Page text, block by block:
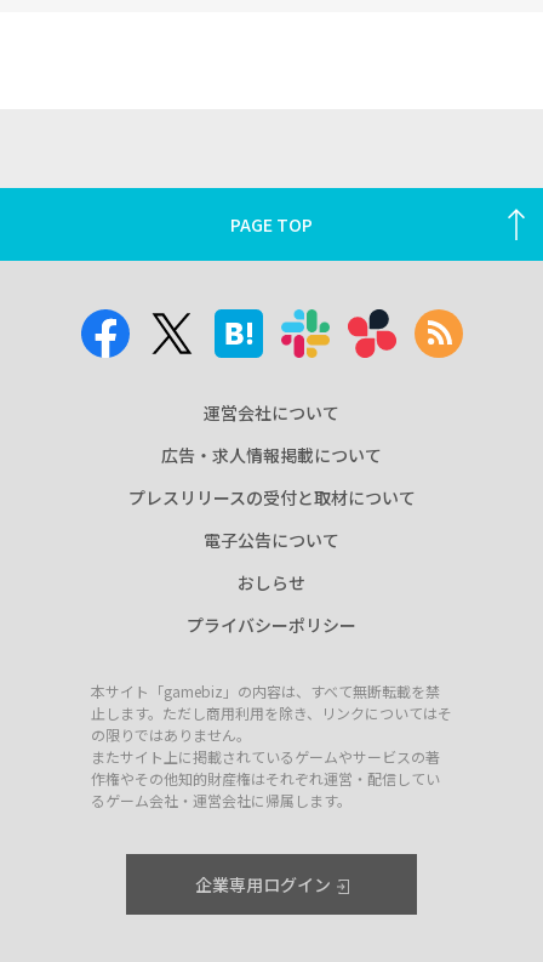
PAGE TOP
運営会社について
広告・求人情報掲載について
プレスリリースの受付と取材について
電子公告について
おしらせ
プライバシーポリシー
本サイト「gamebiz」の内容は、すべて無断転載を禁
止します。ただし商用利用を除き、リンクについてはそ
の限りではありません。
またサイト上に掲載されているゲームやサービスの著
作権やその他知的財産権はそれぞれ運営・配信してい
るゲーム会社・運営会社に帰属します。
企業専用ログイン